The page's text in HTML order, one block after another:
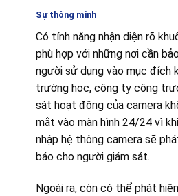
Sự thông minh
Có tính năng nhận diện rõ
phù hợp với những nơi cần
người sử dụng vào mục đích
trường học, công ty công
sát hoạt động của camera
mắt vào màn hình 24/24 vì
nhập hệ thông camera sẽ
báo cho người giám sát.
Ngoài ra, còn có thể phát